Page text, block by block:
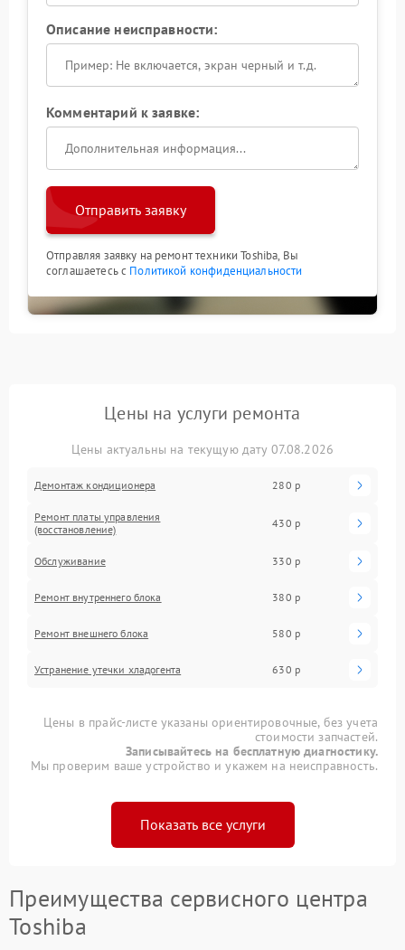
Описание неисправности:
Комментарий к заявке:
Отправить заявку
Отправляя заявку на ремонт техники Toshiba, Вы
соглашаетесь с Политикой конфиденциальности
Цены на услуги ремонта
Цены актуальны на текущую дату 07.08.2026
Демонтаж кондиционера 280 р
Ремонт платы управления
(восстановление)
430 р
Обслуживание 330 р
Ремонт внутреннего блока 380 р
Ремонт внешнего блока 580 р
Устранение утечки хладогента 630 р
Цены в прайс-листе указаны ориентировочные, без учета
стоимости запчастей.
Записывайтесь на бесплатную диагностику.
Мы проверим ваше устройство и укажем на неисправность.
Показать все услуги
Преимущества сервисного центра
Toshiba